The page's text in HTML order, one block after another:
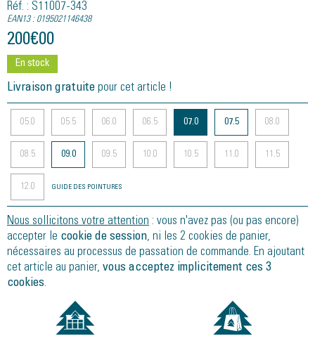
Réf. : S11007-343
EAN13 : 0195021146438
200€00
En stock
Livraison gratuite pour cet article !
05.0 05.5 06.0 06.5 07.0 07.5 08.0
08.5 09.0 09.5 10.0 10.5 11.0 11.5
12.0 GUIDE DES POINTURES
Nous sollicitons votre attention : vous n'avez pas (ou pas encore)
accepter le cookie de session, ni les 2 cookies de panier,
nécessaires au processus de passation de commande. En ajoutant
cet article au panier, vous acceptez implicitement ces 3
cookies.